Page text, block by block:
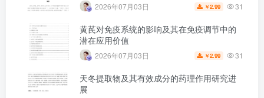
2026年07月03日 ￥2.99 31
黄芪对免疫系统的影响及其在免疫调节中的
潜在应用价值
2026年07月03日 ￥2.99 31
天冬提取物及其有效成分的药理作用研究进
展